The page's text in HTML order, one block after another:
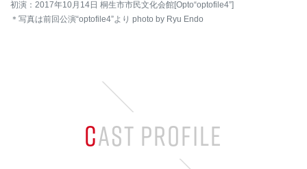
初演：2017年10月14日 桐生市市民文化会館[Opto“optofile4”]
＊写真は前回公演“optofile4”より photo by Ryu Endo
CAST PROFILE